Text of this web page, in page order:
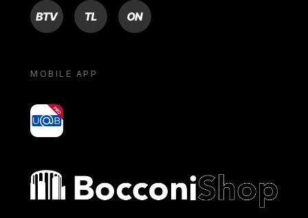
BTV TL ON
MOBILE APP
yoU@B
Bocconi shop